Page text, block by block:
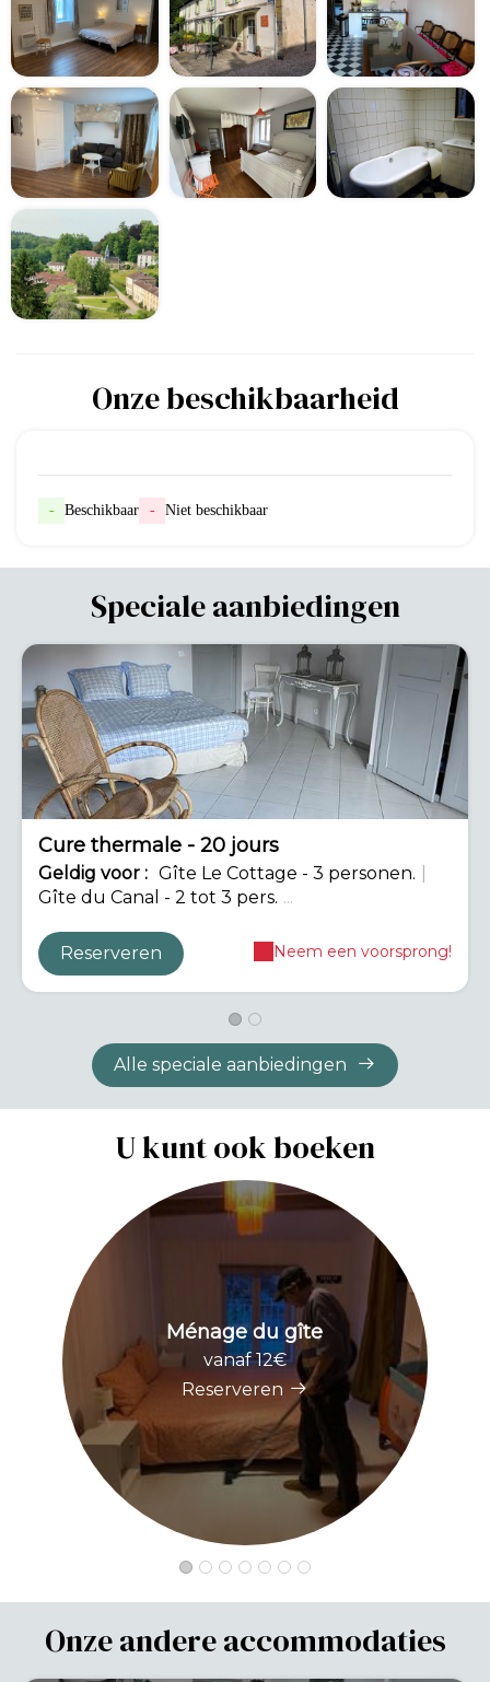
Onze beschikbaarheid
- Beschikbaar - Niet beschikbaar
Speciale aanbiedingen
-42%
Cure thermale - 20 jours
Geldig voor : Gîte Le Cottage - 3 personen.
Gîte du Canal - 2 tot 3 pers. ...
Reserveren Neem een voorsprong!
Alle speciale aanbiedingen
U kunt ook boeken
Ménage du gîte
vanaf 12€
Reserveren
Onze andere accommodaties